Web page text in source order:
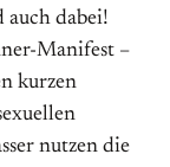
dabei!
Manifest –
kurzen
nutzen die